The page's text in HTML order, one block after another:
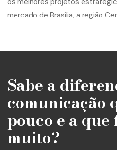
Sabe a
comunicação
pouco e a
muito?